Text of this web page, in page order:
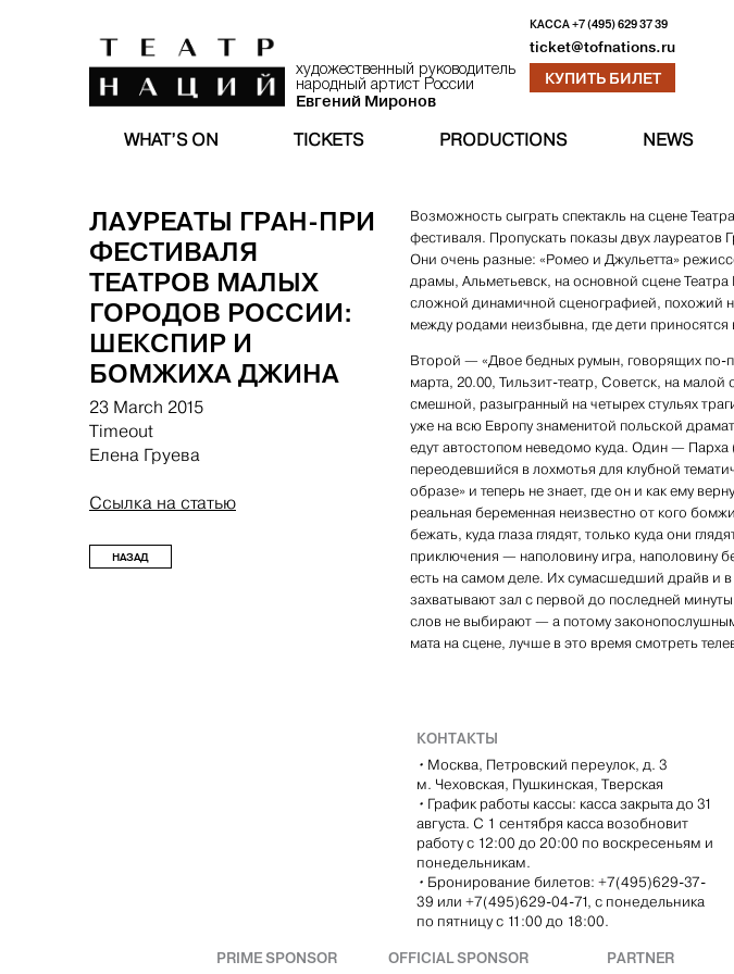
художественный руководитель
народный артист России
Евгений Миронов
КАССА+7 (495) 629 37 39
ticket@tofnations.ru
КУПИТЬ БИЛЕТ
WHAT’S ON TICKETS PRODUCTIONS NEWS
ЛАУРЕАТЫ ГРАН-ПРИ
ФЕСТИВАЛЯ
ТЕАТРОВ МАЛЫХ
ГОРОДОВ РОССИИ:
ШЕКСПИР И
БОМЖИХА ДЖИНА
23 March 2015
Timeout
Елена Груева
Ссылка на статью
НАЗАД
Возможность сыграть спектакль на сцене
фестиваля. Пропускать показы двух лауреатов
Они очень разные: «Ромео и Джульетта»
драмы, Альметьевск, на основной сцене
сложной динамичной сценографией, похожий
между родами неизбывна, где дети
Второй — «Двое бедных румын, говорящих по-
марта, 20.00, Тильзит-театр, Советск, на
смешной, разыгранный на четырех стульях
уже на всю Европу знаменитой польской
едут автостопом неведомо куда. Один —
переодевшийся в лохмотья для клубной
образе» и теперь не знает, где он и как ему
реальная беременная неизвестно от кого
бежать, куда глаза глядят, только куда они
приключения — наполовину игра, наполовину
есть на самом деле. Их сумасшедший драйв и
захватывают зал с первой до последней
слов не выбирают — а потому
мата на сцене, лучше в это время смотреть
КОНТАКТЫ
• Москва, Петровский переулок, д. 3
м. Чеховская, Пушкинская, Тверская
• График работы кассы: касса закрыта до 31
августа. С 1 сентября касса возобновит
работу с 12:00 до 20:00 по воскресеньям и
понедельникам.
• Бронирование билетов: +7(495)629-37-
39 или +7(495)629-04-71, с понедельника
по пятницу с 11:00 до 18:00.
PRIME SPONSOR OFFICIAL SPONSOR PARTNER